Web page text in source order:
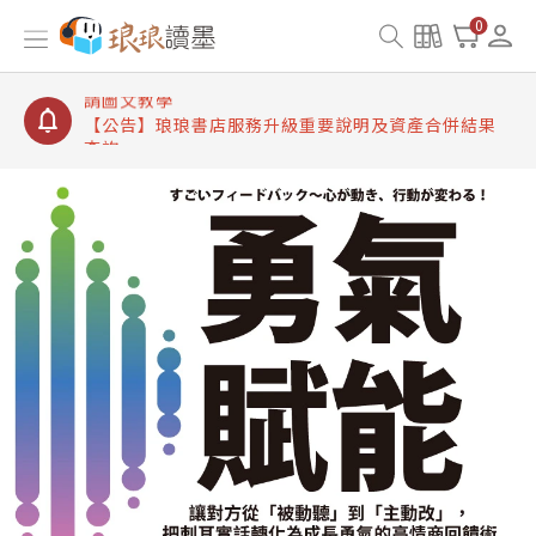
0
【公告】琅琅讀墨書櫃開通常見問題
【公告】琅琅讀墨 3 分鐘完成書櫃開通與資產合併申
【公告】琅琅書店服務升級重要說明及資產合併結果
查詢